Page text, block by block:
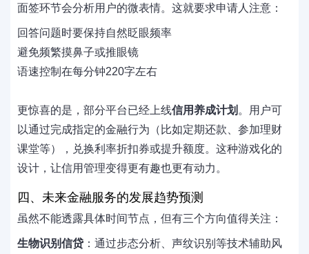
面签环节会分析用户的微表情。这就要求申请人注意：
回答问题时要保持自然眨眼频率
避免频繁摸鼻子或推眼镜
语速控制在每分钟220字左右
更惊喜的是，部分平台已经上线信用养成计划 。用户可
以通过完成指定的金融行为（比如定期还款、参加理财
课堂等），兑换利率折扣券或提升额度。这种游戏化的
设计，让信用管理变得更有趣也更有动力。
四、未来金融服务的发展趋势预测
虽然不能透露具体时间节点，但有三个方向值得关注：
生物识别信贷 ：通过步态分析、声纹识别等技术辅助风